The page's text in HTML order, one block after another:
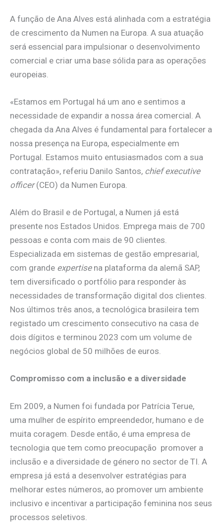
A função de Ana Alves está alinhada com a estratégia
de crescimento da Numen na Europa. A sua atuação
será essencial para impulsionar o desenvolvimento
comercial e criar uma base sólida para as operações
europeias.
«Estamos em Portugal há um ano e sentimos a
necessidade de expandir a nossa área comercial. A
chegada da Ana Alves é fundamental para fortalecer a
nossa presença na Europa, especialmente em
Portugal. Estamos muito entusiasmados com a sua
contratação», referiu Danilo Santos, chief executive
officer(CEO) da Numen Europa.
Além do Brasil e de Portugal, a Numen já está
presente nos Estados Unidos. Emprega mais de 700
pessoas e conta com mais de 90 clientes.
Especializada em sistemas de gestão empresarial,
com grande expertisena plataforma da alemã SAP,
tem diversificado o portfólio para responder às
necessidades de transformação digital dos clientes.
Nos últimos três anos, a tecnológica brasileira tem
registado um crescimento consecutivo na casa de
dois dígitos e terminou 2023 com um volume de
negócios global de 50 milhões de euros.
Compromisso com a inclusão e a diversidade
Em 2009, a Numen foi fundada por Patrícia Terue,
uma mulher de espírito empreendedor, humano e de
muita coragem. Desde então, é uma empresa de
tecnologia que tem como preocupação promover a
inclusão e a diversidade de género no sector de TI. A
empresa já está a desenvolver estratégias para
melhorar estes números, ao promover um ambiente
inclusivo e incentivar a participação feminina nos seus
processos seletivos.